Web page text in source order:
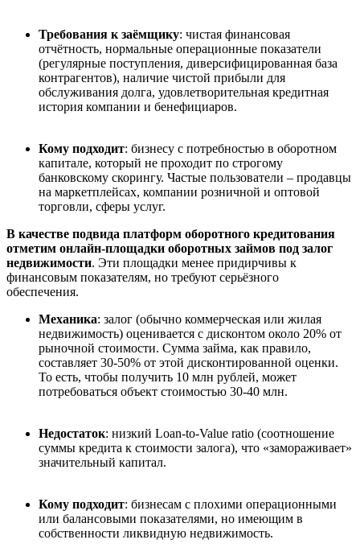
Требования к заёмщику: чистая финансовая
отчётность, нормальные операционные показатели
(регулярные поступления, диверсифицированная база
контрагентов), наличие чистой прибыли для
обслуживания долга, удовлетворительная кредитная
история компании и бенефициаров.
Кому подходит: бизнесу с потребностью в оборотном
капитале, который не проходит по строгому
банковскому скорингу. Частые пользователи – продавцы
на маркетплейсах, компании розничной и оптовой
торговли, сферы услуг.
В качестве подвида платформ оборотного кредитования
отметим онлайн-площадки оборотных займов под залог
недвижимости. Эти площадки менее придирчивы к
финансовым показателям, но требуют серьёзного
обеспечения.
Механика: залог (обычно коммерческая или жилая
недвижимость) оценивается с дисконтом около 20% от
рыночной стоимости. Сумма займа, как правило,
составляет 30-50% от этой дисконтированной оценки.
То есть, чтобы получить 10 млн рублей, может
потребоваться объект стоимостью 30-40 млн.
Недостаток: низкий Loan-to-Value ratio (соотношение
суммы кредита к стоимости залога), что «замораживает»
значительный капитал.
Кому подходит: бизнесам с плохими операционными
или балансовыми показателями, но имеющим в
собственности ликвидную недвижимость.